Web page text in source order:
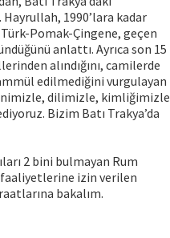
1990’lara kadar
Pomak-Çingene, geçen
anlattı. Ayrıca son 15
alındığını, camilerde
edilmediğini vurgulayan
dilimizle, kimliğimizle
Bizim Batı Trakya’da
2 bini bulmayan Rum
faaliyetlerine izin verilen
bakalım.